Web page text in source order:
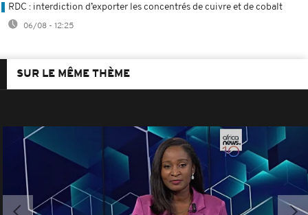
RDC : interdiction d’exporter les concentrés de cuivre et de cobalt
06/08 - 12:25
SUR LE MÊME THÈME